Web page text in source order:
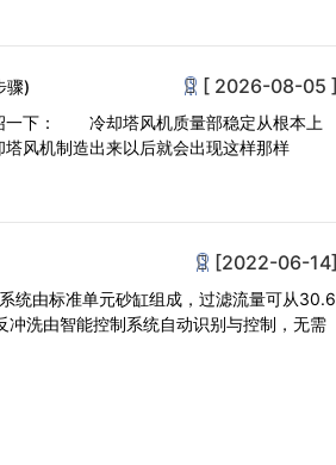
骤) [ 2026-08-05 ]
一下： 冷却塔风机质量部稳定从根本上
风机制造出来以后就会出现这样那样
[2022-06-14]
统由标准单元砂缸组成，过滤流量可从30.6
洗由智能控制系统自动识别与控制，无需